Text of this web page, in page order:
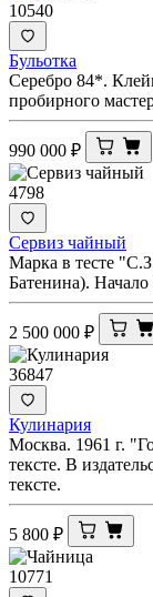
10540
Бульотка
Серебро 84*.
пробирного
990 000 ₽
4798
Сервиз чайный
Марка в тесте
Батенина).
2 500 000 ₽
36847
Кулинария
Москва. 1961 г.
тексте. В
тексте.
5 800 ₽
10771